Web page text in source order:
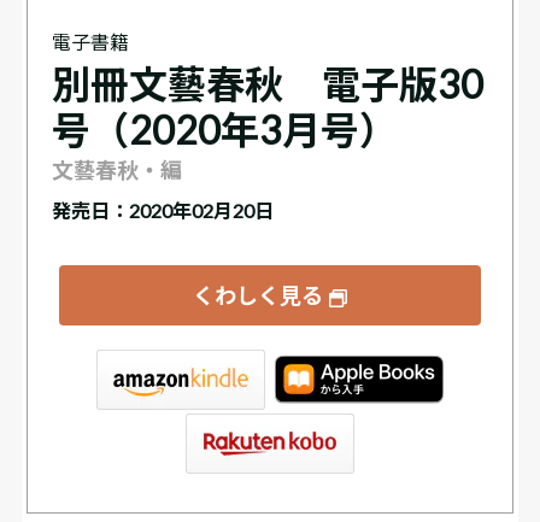
電子書籍
別冊文藝春秋 電子版30
号（2020年3月号）
文藝春秋・編
発売日：2020年02月20日
くわしく見る